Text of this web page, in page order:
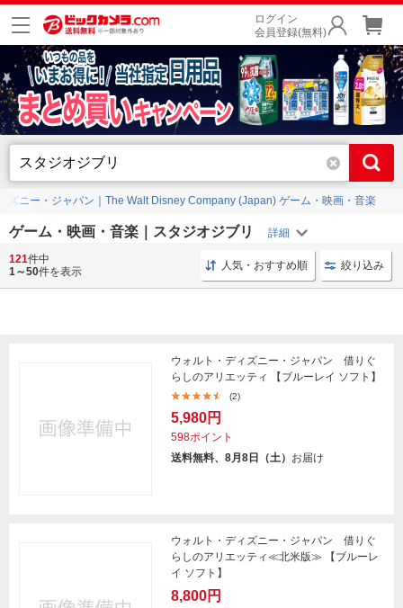
ログイン
会員登録(無料)
ズニー・ジャパン｜The Walt Disney Company (Japan) ゲーム・映画・音楽
ゲーム・映画・音楽｜スタジオジブリ
ブルーレイ 洋画 コミックス 講談社 Switch ゲーム
121件中
1～50件を表示 人気・おすすめ順 絞り込み
ウォルト・ディズニー・ジャパン 借りぐ
らしのアリエッティ 【ブルーレイ ソフト】
(2)
5,980円
598ポイント
送料無料、8月8日（土） お届け
ウォルト・ディズニー・ジャパン 借りぐ
らしのアリエッティ≪北米版≫ 【ブルーレ
イ ソフト】
8,800円